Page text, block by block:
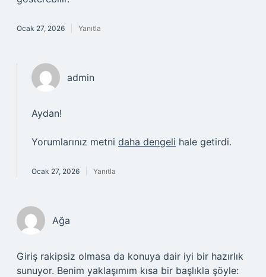
Ocak 27, 2026 Yanıtla
admin
Aydan!
Yorumlarınız metni daha dengeli hale getirdi.
Ocak 27, 2026 Yanıtla
Ağa
Giriş rakipsiz olmasa da konuya dair iyi bir hazırlık
sunuyor. Benim yaklaşımım kısa bir başlıkla şöyle: